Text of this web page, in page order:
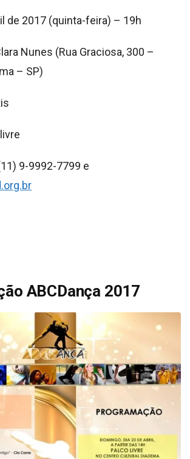
de 2017 (quinta-feira) – 19h
Nunes (Rua Graciosa, 300 –
– SP)
9-9992-7799 e
ABCDança 2017